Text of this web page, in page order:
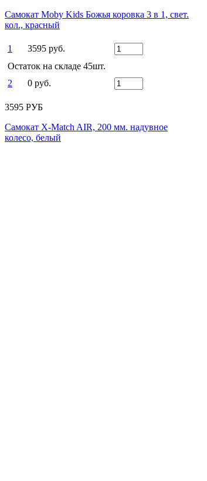
Самокат Moby Kids Божья коровка 3 в 1, свет.
кол., красный
1
3595 руб.
Остаток на складе 45шт.
2
0 руб.
3595 РУБ
Самокат X-Match AIR, 200 мм. надувное
колесо, белый